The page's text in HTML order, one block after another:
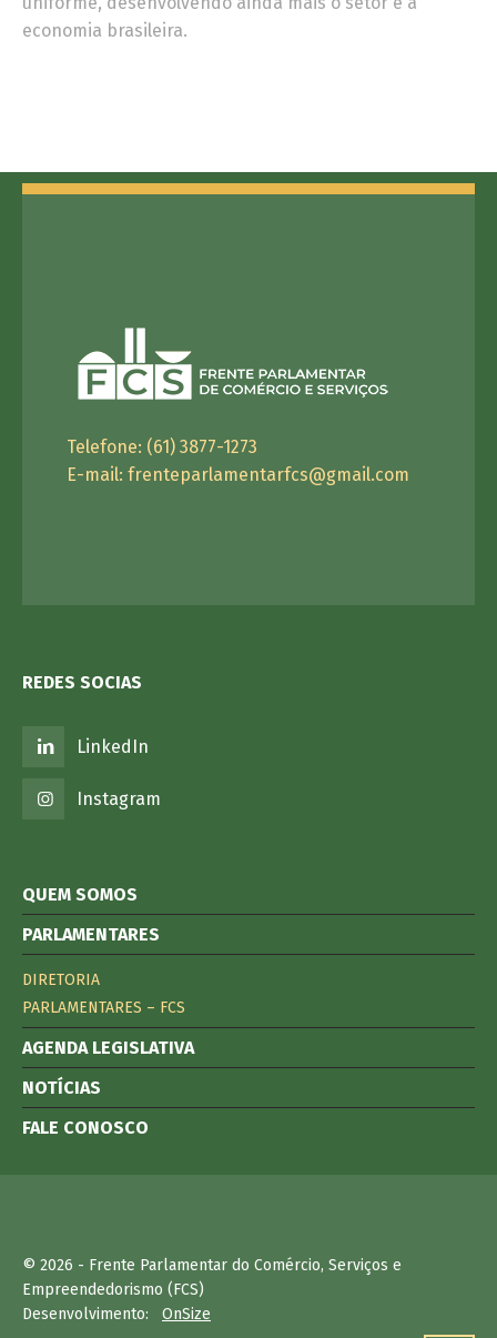
economia brasileira.
Telefone: (61) 3877-1273
E-mail: frenteparlamentarfcs@gmail.com
REDES SOCIAS
LinkedIn
Instagram
QUEM SOMOS
PARLAMENTARES
DIRETORIA
PARLAMENTARES – FCS
AGENDA LEGISLATIVA
NOTÍCIAS
FALE CONOSCO
© 2026 - Frente Parlamentar do Comércio, Serviços e
Empreendedorismo (FCS)
Desenvolvimento: OnSize